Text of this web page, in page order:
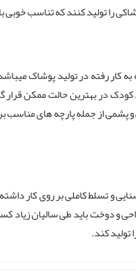
را تولید کنند که تناسب
کار رفته در تولید پوشاک
کودک در بهترین حالت ممکن
و پشمی از جمله پارچه های
و تسلط کاملی بر روی کار
و دوخت باید طی سالیان
کند.